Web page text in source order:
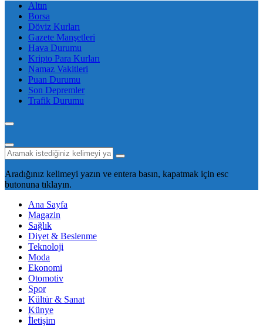
Altın
Borsa
Döviz Kurları
Gazete Manşetleri
Hava Durumu
Kripto Para Kurları
Namaz Vakitleri
Puan Durumu
Son Depremler
Trafik Durumu
Aradığınız kelimeyi yazın ve entera basın, kapatmak için esc
butonuna tıklayın.
Ana Sayfa
Magazin
Sağlık
Diyet & Beslenme
Teknoloji
Moda
Ekonomi
Otomotiv
Spor
Kültür & Sanat
Künye
İletişim